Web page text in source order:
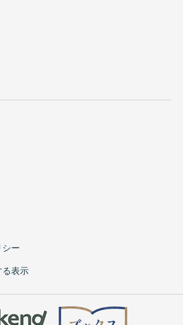
シー
る表示